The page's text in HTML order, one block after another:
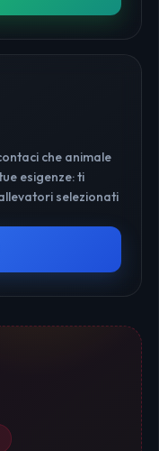
che animale
esigenze: ti
selezionati